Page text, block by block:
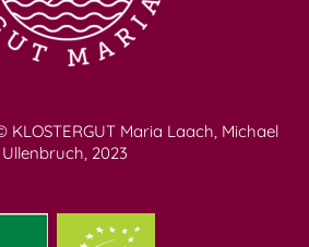
Maria Laach, Michael
Ullenbruch, 2023